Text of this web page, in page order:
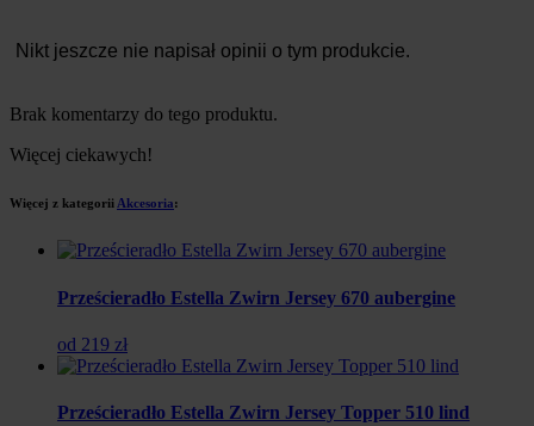
Nikt jeszcze nie napisał opinii o tym produkcie.
Brak komentarzy do tego produktu.
Więcej ciekawych!
Więcej z kategoriiAkcesoria:
Prześcieradło Estella Zwirn Jersey 670 aubergine
od 219 zł
Prześcieradło Estella Zwirn Jersey Topper 510 lind